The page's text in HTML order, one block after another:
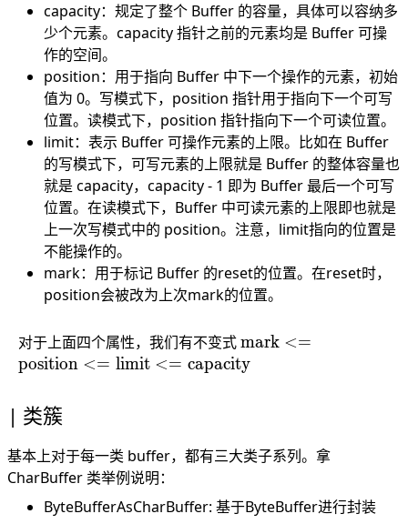
capacity：规定了整个 Buffer 的容量，具体可以容纳多
少个元素。capacity 指针之前的元素均是 Buffer 可操
作的空间。
position：用于指向 Buffer 中下一个操作的元素，初始
值为 0。写模式下，position 指针用于指向下一个可写
位置。读模式下，position 指针指向下一个可读位置。
limit：表示 Buffer 可操作元素的上限。比如在 Buffer
的写模式下，可写元素的上限就是 Buffer 的整体容量也
就是 capacity，capacity - 1 即为 Buffer 最后一个可写
位置。在读模式下，Buffer 中可读元素的上限即也就是
上一次写模式中的 position。注意，limit指向的位置是
不能操作的。
mark：用于标记 Buffer 的reset的位置。在reset时，
position会被改为上次mark的位置。
对于上面四个属性，我们有不变式\text{mark}
<=
<=
\text{capacity}
mark <=
position <= limit <= capacity
类簇
基本上对于每一类 buffer，都有三大类子系列。拿
CharBuffer 类举例说明：
ByteBufferAsCharBuffer: 基于ByteBuffer进行封装